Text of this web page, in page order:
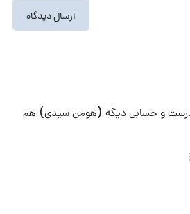
درست و حسابی دیگه (هومن سیدی) هم